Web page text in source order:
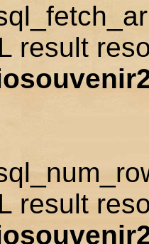
result
result